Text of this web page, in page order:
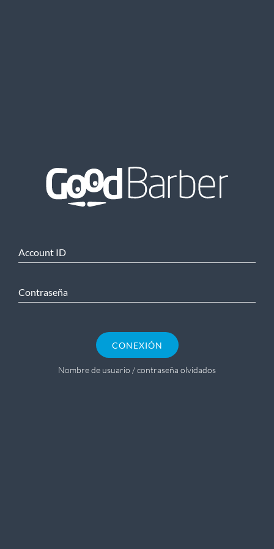
Account ID
Contraseña
CONEXIÓN
Nombre de usuario / contraseña olvidados